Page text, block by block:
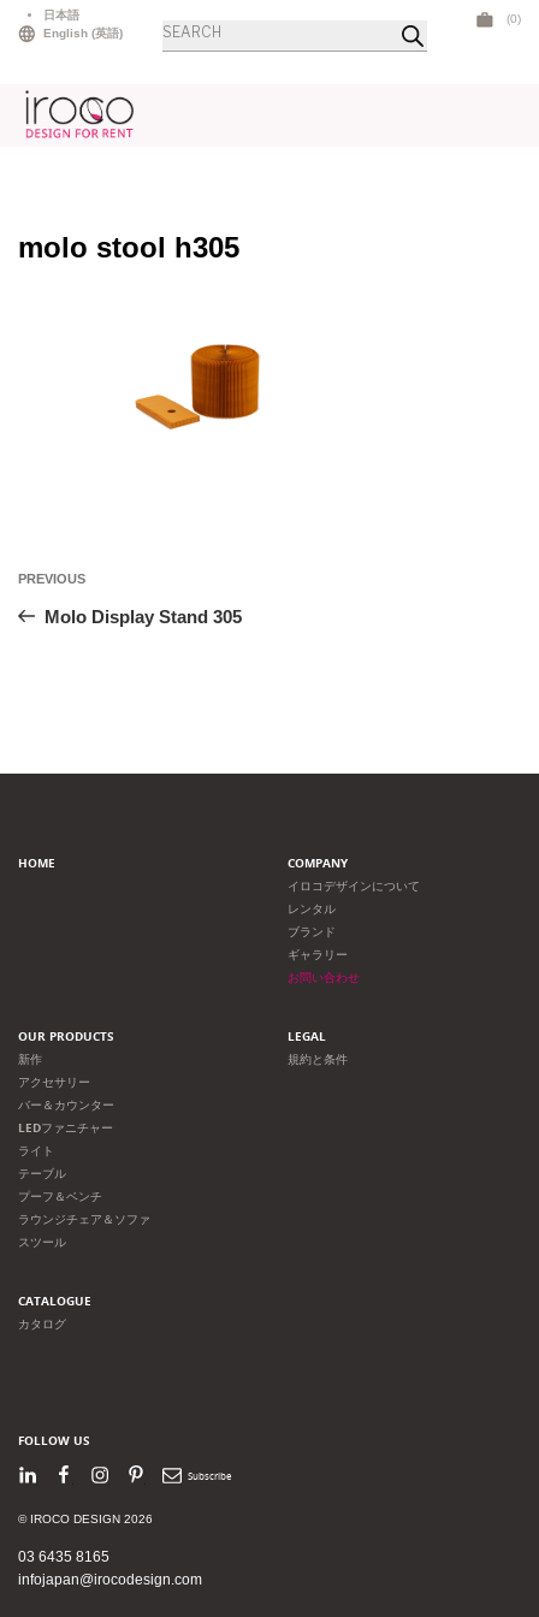
日本語
English (英語)
商
品
(0)
molo stool h305
投
稿
ゲ
シ
Previous
PREVIOUS
Molo Display Stand 305
HOME
COMPANY
イロコデザインについて
レンタル
ブランド
ギャラリー
お問い合わせ
OUR PRODUCTS
新作
アクセサリー
バー＆カウンター
LEDファニチャー
ライト
テーブル
プーフ＆ベンチ
ラウンジチェア＆ソファ
スツール
LEGAL
規約と条件
CATALOGUE
カタログ
FOLLOW US
LinkedInFacebook
Instagram
PinterestNewsletter
© IROCO DESIGN 2026
03 6435 8165
infojapan@irocodesign.com